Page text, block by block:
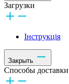
Загрузки
Інструкція
Закрыть
Способы доставки